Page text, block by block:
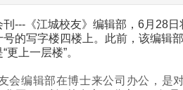
---《江城校友》编辑部，6月28
的写字楼四楼上。此前，该编辑
更上一层楼”。
会编辑部在博士来公司办公，是